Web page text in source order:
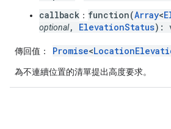
callback ： function(Array<
optional, ElevationStatus):
傳回值： Promise<
為不連續位置的清單提出高度要求。